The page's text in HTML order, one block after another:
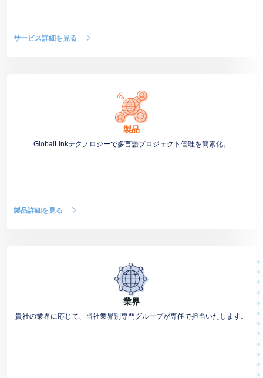
サービス詳細を見る
製品
GlobalLinkテクノロジーで多言語プロジェクト管理を簡素化。
製品詳細を見る
業界
貴社の業界に応じて、当社業界別専門グループが専任で担当いたします。